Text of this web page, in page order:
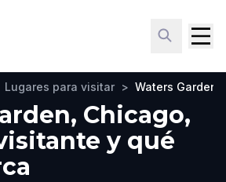
Lugares para visitar > Waters Garden
Chicago,
y qué